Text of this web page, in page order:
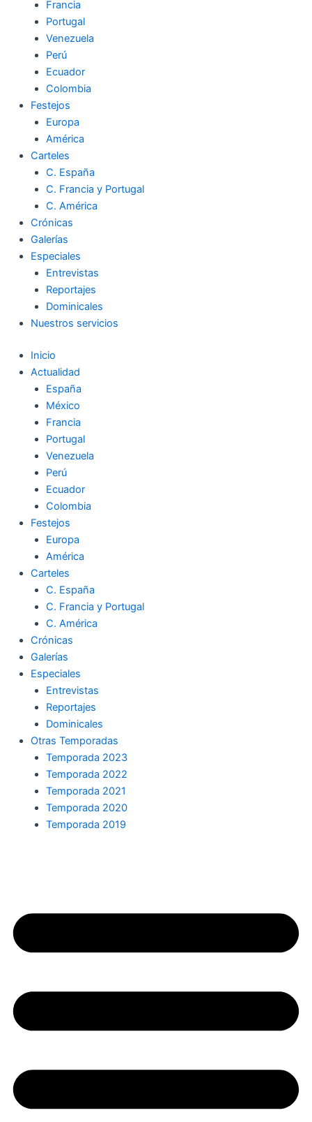
Francia
Portugal
Venezuela
Perú
Ecuador
Colombia
Festejos
Europa
América
Carteles
C. España
C. Francia y Portugal
C. América
Crónicas
Galerías
Especiales
Entrevistas
Reportajes
Dominicales
Nuestros servicios
Inicio
Actualidad
España
México
Francia
Portugal
Venezuela
Perú
Ecuador
Colombia
Festejos
Europa
América
Carteles
C. España
C. Francia y Portugal
C. América
Crónicas
Galerías
Especiales
Entrevistas
Reportajes
Dominicales
Otras Temporadas
Temporada 2023
Temporada 2022
Temporada 2021
Temporada 2020
Temporada 2019